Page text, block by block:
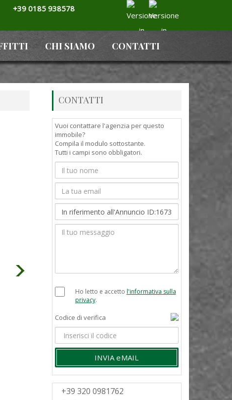
+39 0185 938578
CHI SIAMO CONTATTI
CONTATTI
Vuoi contattare l'agenzia per questo
immobile?
Compila il modulo sottostante.
Tutti i campi sono obbligatori.
Ho letto e accetto l'informativa sulla
privacy.
Codice di verifica
INVIA eMAIL
+39 320 0981762